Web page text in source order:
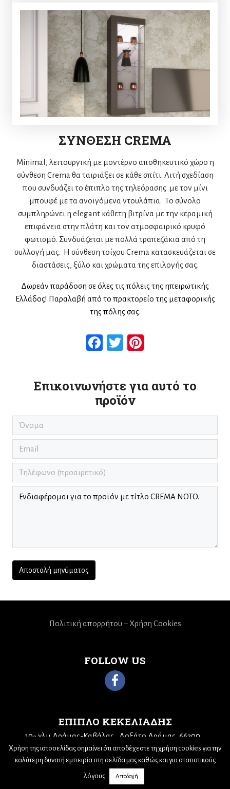
ΣΥΝΘΕΣΗ CREMA
Minimal, λειτουργική με μοντέρνο αποθηκευτικό χώρο η
σύνθεση Crema θα ταιριάξει σε κάθε σπίτι. Λιτή σχεδίαση
που συνδυάζει το έπιπλο της τηλεόρασης με τον μίνι
μπουφέ με τα ανοιγόμενα ντουλάπια. Το σύνολο
συμπληρώνει η elegant κάθετη βιτρίνα με την κεραμική
επιφάνεια στην πλάτη και τον ατμοσφαιρικό κρυφό
φωτισμό. Συνδυάζεται με πολλά τραπεζάκια από τη
συλλογή μας. Η σύνθεση τοίχου Crema κατασκευάζεται σε
διαστάσεις, ξύλο και χρώματα της επιλογής σας.
Δωρεάν παράδοση σε όλες τις πόλεις της ηπειρωτικής
Ελλάδος! Παραλαβή από το πρακτορείο της μεταφορικής
της πόλης σας.
Facebook
Twitter
Επικοινωνήστε για αυτό το
προϊόν
ΕΠΙΠΛΟ ΚΕΚΕΛΙΑΔΗΣ
10ο χλμ Δράμας-Καβάλας
Δοξάτο Δράμας, 66300
Τηλ: 25210 68943 Email:kekeliadis@otenet.gr
FOLLOW US
Πολιτική απορρήτου – Χρήση Cookies
© 2019,Nick Sotiriadis
Χρήση της ιστοσελίδας σημαίνει ότι αποδέχεστε τη χρήση cookies για την
καλύτερη δυνατή εμπειρία στη σελίδα μας καθώς και για στατιστικούς
λόγους. Αποδοχή